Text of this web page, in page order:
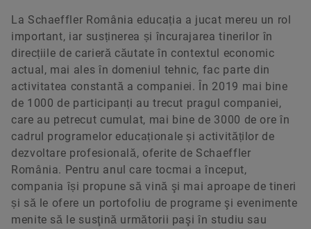
La Schaeffler România educația a jucat mereu un rol
important, iar susținerea și încurajarea tinerilor în
direcțiile de carieră căutate în contextul economic
actual, mai ales în domeniul tehnic, fac parte din
activitatea constantă a companiei. În 2019 mai bine
de 1000 de participanți au trecut pragul companiei,
care au petrecut cumulat, mai bine de 3000 de ore în
cadrul programelor educaționale și activităților de
dezvoltare profesională, oferite de Schaeffler
România. Pentru anul care tocmai a început,
compania își propune să vină şi mai aproape de tineri
și să le ofere un portofoliu de programe şi evenimente
menite să le susţină următorii paşi în studiu sau